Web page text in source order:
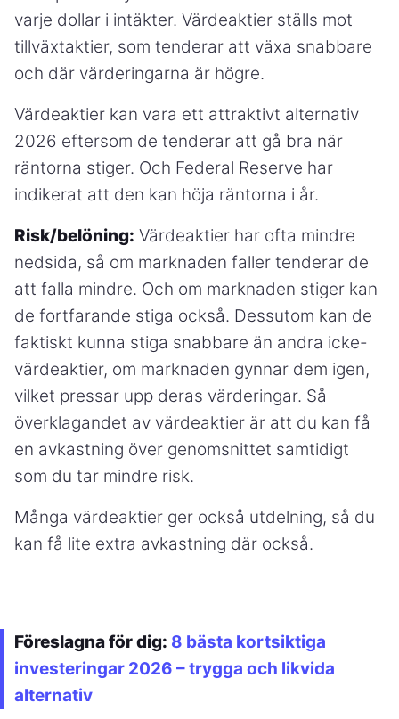
varje dollar i intäkter. Värdeaktier ställs mot
tillväxtaktier, som tenderar att växa snabbare
och där värderingarna är högre.
Värdeaktier kan vara ett attraktivt alternativ
2026 eftersom de tenderar att gå bra när
räntorna stiger. Och Federal Reserve har
indikerat att den kan höja räntorna i år.
Risk/belöning: Värdeaktier har ofta mindre
nedsida, så om marknaden faller tenderar de
att falla mindre. Och om marknaden stiger kan
de fortfarande stiga också. Dessutom kan de
faktiskt kunna stiga snabbare än andra icke-
värdeaktier, om marknaden gynnar dem igen,
vilket pressar upp deras värderingar. Så
överklagandet av värdeaktier är att du kan få
en avkastning över genomsnittet samtidigt
som du tar mindre risk.
Många värdeaktier ger också utdelning, så du
kan få lite extra avkastning där också.
Föreslagna för dig: 8 bästa kortsiktiga
investeringar 2026 – trygga och likvida
alternativ